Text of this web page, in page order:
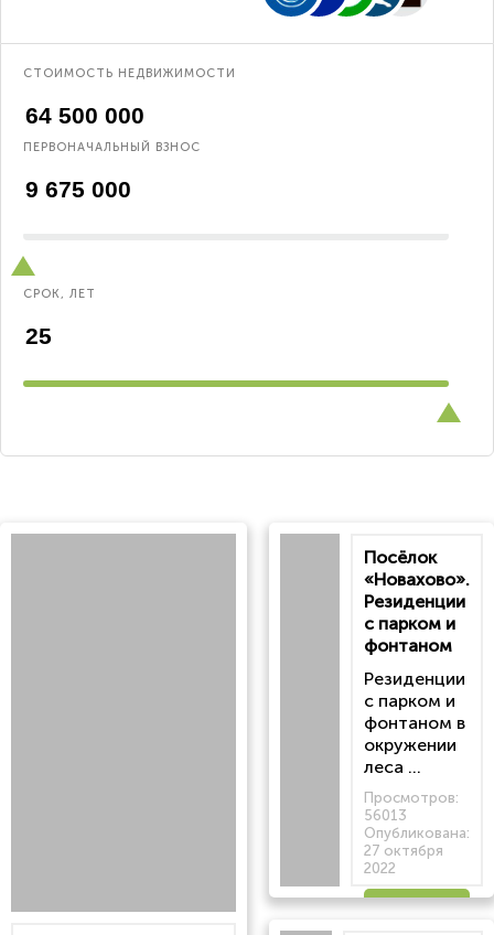
СТОИМОСТЬ НЕДВИЖИМОСТИ
ПЕРВОНАЧАЛЬНЫЙ ВЗНОС
СРОК, ЛЕТ
Посёлок
«Новахово».
Резиденции
с парком и
фонтаном
Резиденции
с парком и
фонтаном в
окружении
леса ...
Просмотров:
56013
Опубликована:
27 октября
2022